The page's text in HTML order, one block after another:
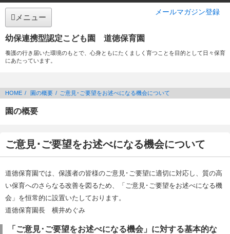
メニュー
メールマガジン登録
幼保連携型認定こども園 道徳保育園
養護の行き届いた環境のもとで、心身ともにたくましく育つことを目的として日々保育
にあたっています。
HOME 園の概要 ご意見･ご要望をお述べになる機会について
園の概要
ご意見･ご要望をお述べになる機会について
道徳保育園では、保護者の皆様のご意見･ご要望に適切に対応し、質の高
い保育へのさらなる改善を図るため、「ご意見･ご要望をお述べになる機
会」を恒常的に設置いたしております。
道徳保育園長 横井めぐみ
「ご意見･ご要望をお述べになる機会」に対する基本的な